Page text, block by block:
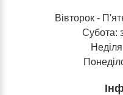
Вівторок -
Субота: